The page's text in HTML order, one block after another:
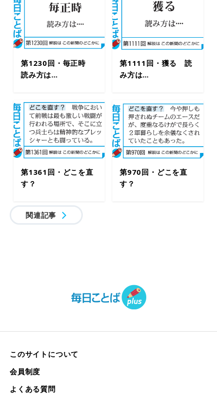
第1230回・毎正時
読み方は…
第1111回・獲る 読
み方は…
第1361回・どこを直
す？
第970回・どこを直
す？
関連記事
このサイトについて
会員制度
よくある質問